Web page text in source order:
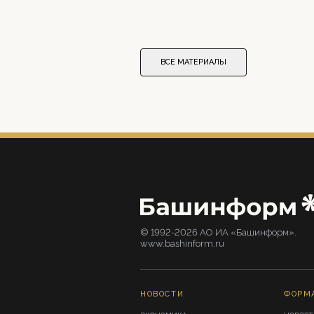
ВСЕ МАТЕРИАЛЫ
© 1992-2026 АО ИА «Башинформ».
www.bashinform.ru
НОВОСТИ